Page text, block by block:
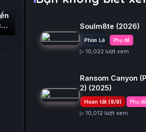
Soulm8te (2026)
Phim Lẻ Phụ đề
▷ 10,022 lượt xem
Ransom Canyon
2) (2025)
Hoàn tất (8/8) Phụ đề
▷ 10,012 lượt xem